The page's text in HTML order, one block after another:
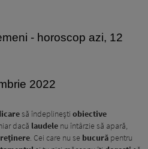
- horoscop azi, 12
2022
să îndeplinești obiective
dacă laudele nu întârzie să apară,
reținere. Cei care nu se bucură pentru